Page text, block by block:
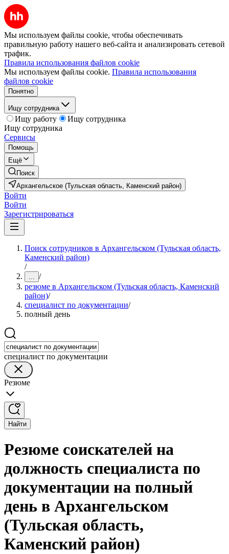
Мы используем файлы cookie, чтобы обеспечивать
правильную работу нашего веб-сайта и анализировать сетевой
трафик.
Правила использования файлов cookie
Мы используем файлы cookie. Правила использования
файлов cookie
Понятно
Ищу сотрудника
Ищу работу
Ищу сотрудника
Ищу сотрудника
Сервисы
Помощь
Ещё
Поиск
Архангельское (Тульская область, Каменский район)
Войти
Войти
Зарегистрироваться
Поиск сотрудников в Архангельском (Тульская область,
Каменский район)
/
... /
резюме в Архангельском (Тульская область, Каменский
район)/
специалист по документации/
полный день
специалист по документации
Резюме
Найти
Резюме соискателей на
должность специалиста по
документации на полный
день в Архангельском
(Тульская область,
Каменский район)